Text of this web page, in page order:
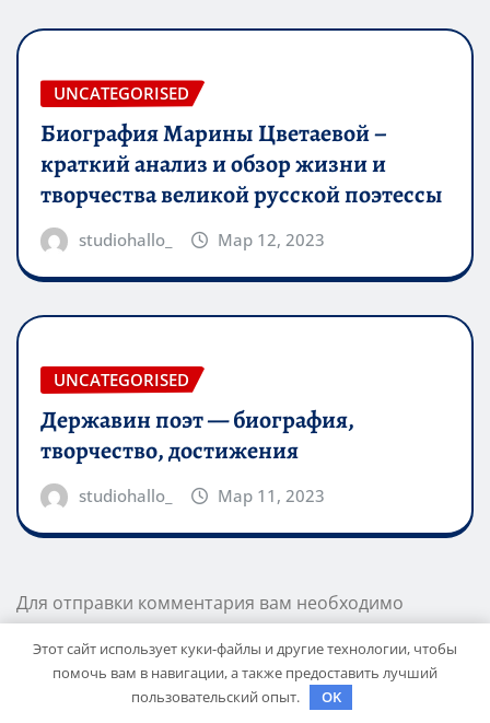
UNCATEGORISED
Биография Марины Цветаевой –
краткий анализ и обзор жизни и
творчества великой русской поэтессы
studiohallo_ Мар 12, 2023
UNCATEGORISED
Державин поэт — биография,
творчество, достижения
studiohallo_ Мар 11, 2023
Для отправки комментария вам необходимо
авторизоваться
Этот сайт использует куки-файлы и другие технологии, чтобы
помочь вам в навигации, а также предоставить лучший
пользовательский опыт.
OK